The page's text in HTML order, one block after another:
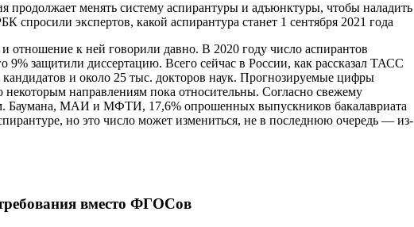
продолжает менять систему аспирантуры и адъюнктуры, чтобы наладить
спросили экспертов, какой аспирантура станет 1 сентября 2021 года
отношение к ней говорили давно. В 2020 году число аспирантов
9% защитили диссертацию. Всего сейчас в России, как рассказал ТАСС
и около 25 тыс. докторов наук. Прогнозируемые цифры
направлениям пока относительны. Согласно свежему
Баумана, МАИ и МФТИ, 17,6% опрошенных выпускников бакалавриата
но это число может измениться, не в последнюю очередь — из-
вместо ФГОСов